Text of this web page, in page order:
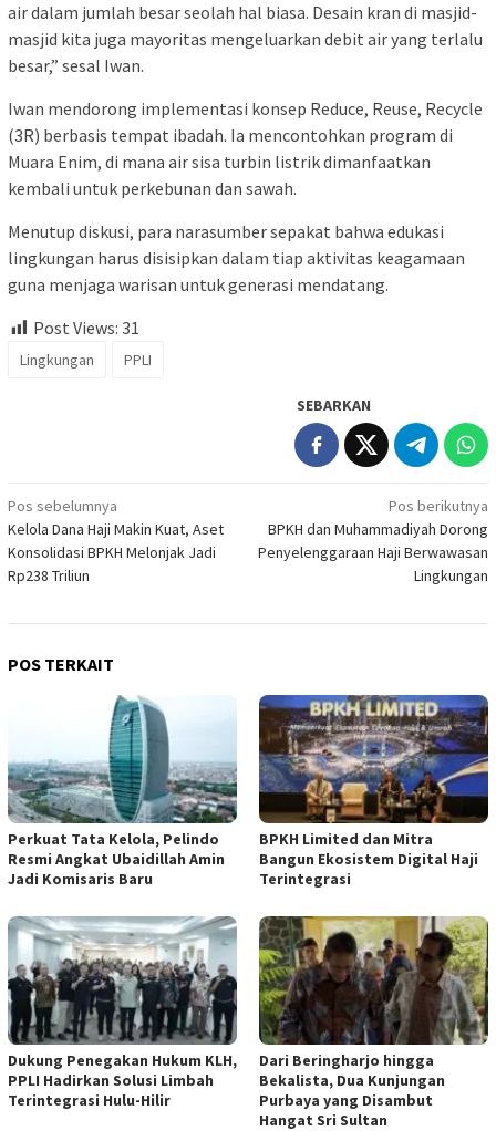
air dalam jumlah besar seolah hal biasa. Desain kran di masjid-
masjid kita juga mayoritas mengeluarkan debit air yang terlalu
besar,” sesal Iwan.
Iwan mendorong implementasi konsep Reduce, Reuse, Recycle
(3R) berbasis tempat ibadah. Ia mencontohkan program di
Muara Enim, di mana air sisa turbin listrik dimanfaatkan
kembali untuk perkebunan dan sawah.
Menutup diskusi, para narasumber sepakat bahwa edukasi
lingkungan harus disisipkan dalam tiap aktivitas keagamaan
guna menjaga warisan untuk generasi mendatang.
Post Views: 31
Lingkungan PPLI
SEBARKAN
Navigasi
pos
Pos sebelumnya
​Kelola Dana Haji Makin Kuat, Aset
Konsolidasi BPKH Melonjak Jadi
Rp238 Triliun
Pos berikutnya
BPKH dan Muhammadiyah Dorong
Penyelenggaraan Haji Berwawasan
Lingkungan
POS TERKAIT
​Perkuat Tata Kelola, Pelindo
Resmi Angkat Ubaidillah Amin
Jadi Komisaris Baru
BPKH Limited dan Mitra
Bangun Ekosistem Digital Haji
Terintegrasi
Dukung Penegakan Hukum KLH,
PPLI Hadirkan Solusi Limbah
Terintegrasi Hulu-Hilir
Dari Beringharjo hingga
Bekalista, Dua Kunjungan
Purbaya yang Disambut
Hangat Sri Sultan